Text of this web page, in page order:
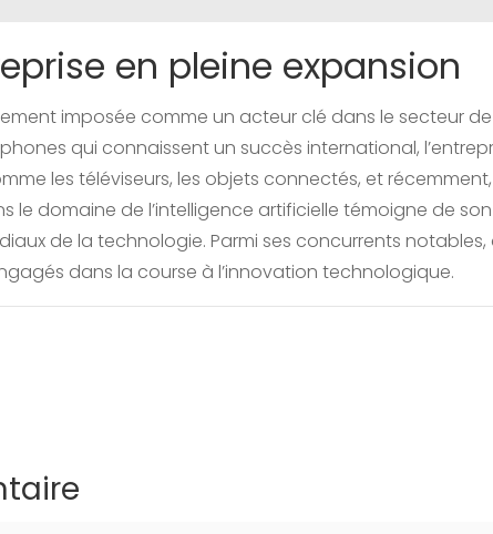
en pleine expansion
imposée comme un acteur clé dans le secteur
qui connaissent un succès international,
les téléviseurs, les objets connectés, et
le domaine de l’intelligence artificielle témoigne de
de la technologie. Parmi ses concurrents
dans la course à l’innovation technologique.